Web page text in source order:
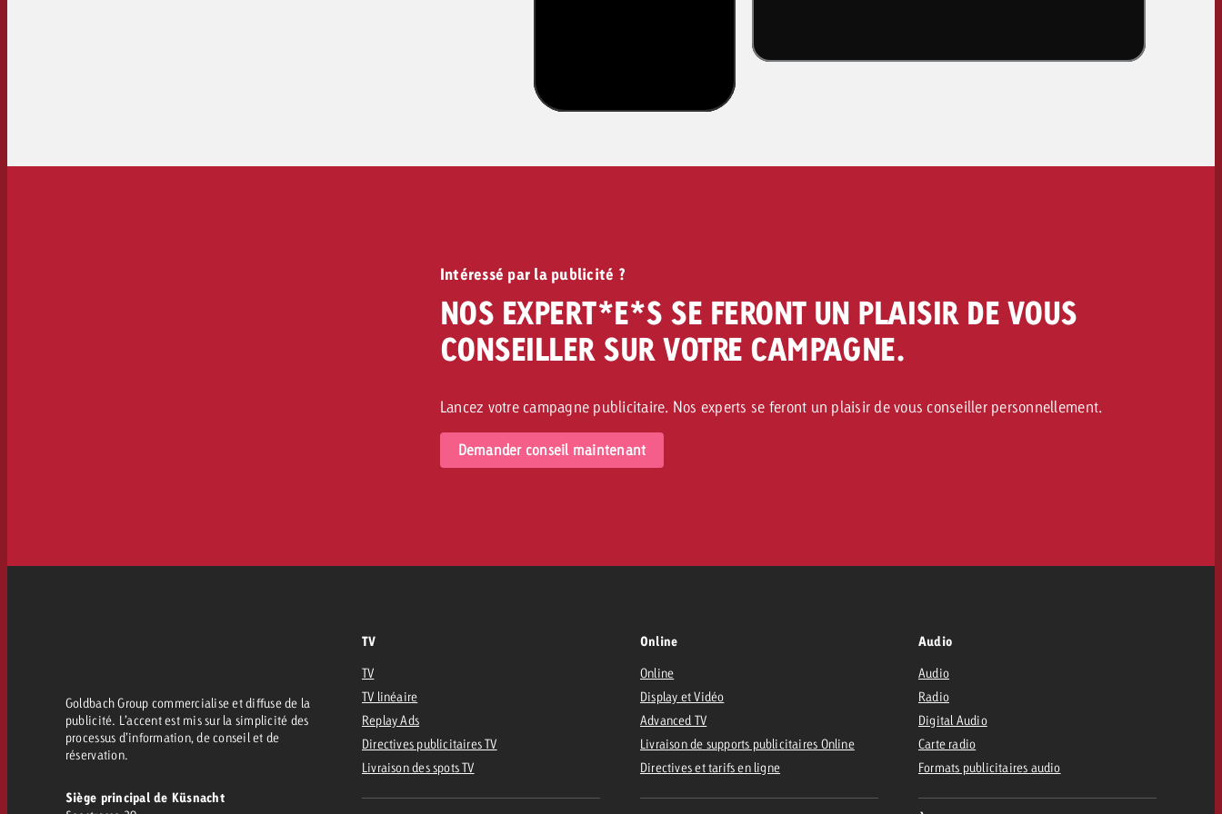
Intéressé par la publicité ?
NOS EXPERT*E*S SE FERONT UN PLAISIR DE VOUS
CONSEILLER SUR VOTRE CAMPAGNE.
Lancez votre campagne publicitaire. Nos experts se feront un plaisir de vous conseiller personnellement.
Demander conseil maintenant
Goldbach Group commercialise et diffuse de la
publicité. L’accent est mis sur la simplicité des
processus d’information, de conseil et de
réservation.
Siège principal de Küsnacht
TV
TV
TV linéaire
Replay Ads
Directives publicitaires TV
Livraison des spots TV
Online
Online
Display et Vidéo
Advanced TV
Livraison de supports publicitaires Online
Directives et tarifs en ligne
Audio
Audio
Radio
Digital Audio
Carte radio
Formats publicitaires audio